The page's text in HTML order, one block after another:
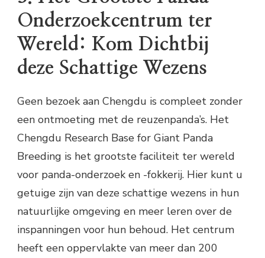
Onderzoekcentrum ter
Wereld: Kom Dichtbij
deze Schattige Wezens
Geen bezoek aan Chengdu is compleet zonder
een ontmoeting met de reuzenpanda’s. Het
Chengdu Research Base for Giant Panda
Breeding is het grootste faciliteit ter wereld
voor panda-onderzoek en -fokkerij. Hier kunt u
getuige zijn van deze schattige wezens in hun
natuurlijke omgeving en meer leren over de
inspanningen voor hun behoud. Het centrum
heeft een oppervlakte van meer dan 200